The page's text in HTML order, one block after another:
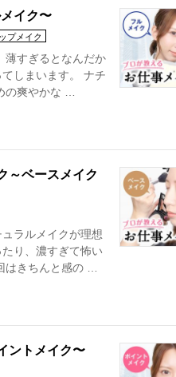
イク〜
プメイク
薄すぎるとなんだか
しまいます。 ナチ
の爽やかな …
～ベースメイク
ラルメイクが理想
り、濃すぎて怖い
きちんと感の …
ントメイク〜